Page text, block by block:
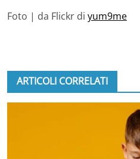
Foto | da Flickr di yum9me
ARTICOLI CORRELATI